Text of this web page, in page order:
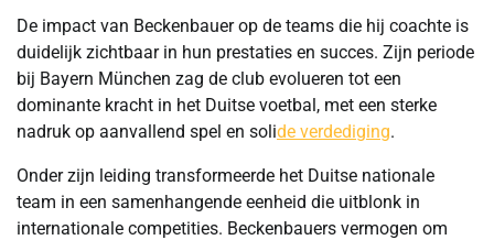
De impact van Beckenbauer op de teams die hij coachte is
duidelijk zichtbaar in hun prestaties en succes. Zijn periode
bij Bayern München zag de club evolueren tot een
dominante kracht in het Duitse voetbal, met een sterke
nadruk op aanvallend spel en solide verdediging.
Onder zijn leiding transformeerde het Duitse nationale
team in een samenhangende eenheid die uitblonk in
internationale competities. Beckenbauers vermogen om